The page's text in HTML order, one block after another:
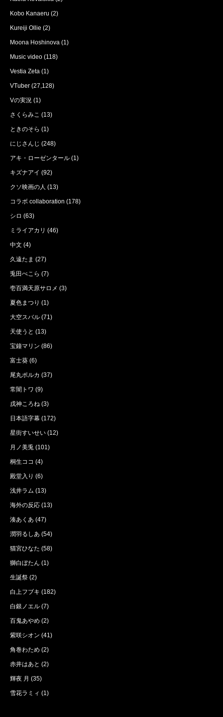
Kobo Kanaeru (2)
Kureiji Ollie (2)
Moona Hoshinova (1)
Music video (118)
Vestia Zeta (1)
VTuber (27,128)
Vの実況 (1)
さくらみこ (13)
ときのそら (1)
にじさんじ (248)
アキ・ローゼンタール (1)
キズナアイ (92)
クソ映画の人 (13)
コラボ collaboration (178)
シロ (63)
ミライアカリ (46)
中文 (4)
久遠たま (27)
兎田ぺこら (7)
壱百満天原サロメ (3)
夏色まつり (1)
大空スバル (71)
天使うと (13)
宝鐘マリン (86)
富士葵 (6)
尾丸ポルカ (37)
常闇トワ (9)
戌神ころね (3)
日本語字幕 (172)
星街すいせい (12)
月ノ美兎 (101)
桐生ココ (4)
殿堂入り (6)
浅井ラム (13)
海外の反応 (13)
湊あくあ (47)
潤羽るしあ (54)
猫宮ひなた (58)
獅白ぼたん (1)
生誕祭 (2)
白上フブキ (182)
白銀ノエル (7)
百鬼あやめ (2)
紫咲シオン (41)
角巻わため (2)
赤井はあと (2)
輝夜 月 (35)
雪花ラミィ (1)